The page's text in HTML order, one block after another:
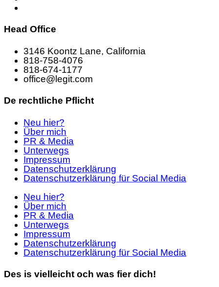
Head Office
3146 Koontz Lane, California
818-758-4076
818-674-1177
office@legit.com
De rechtliche Pflicht
Neu hier?
Über mich
PR & Media
Unterwegs
Impressum
Datenschutzerklärung
Datenschutzerklärung für Social Media
Neu hier?
Über mich
PR & Media
Unterwegs
Impressum
Datenschutzerklärung
Datenschutzerklärung für Social Media
Des is vielleicht och was fier dich!